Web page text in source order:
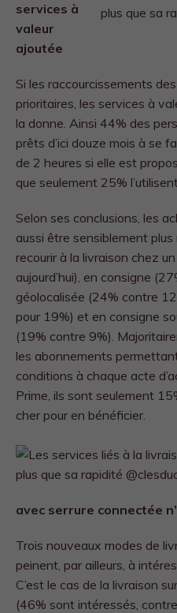
services à
valeur
ajoutée
Si les raccourcissements
prioritaires, les services à
la donne. Ainsi 44% des
prêts d’ici douze mois à se
de 2 heures si elle est
que seulement 25%
Selon ses conclusions, les
aussi être sensiblement plus
recourir à la livraison chez
aujourd’hui), en consigne
géolocalisée (24% contre
pour 19%) et en consigne
(19% contre 9%).
les abonnements
conditions à chaque acte
Prime, ils sont seulement
cher pour en bénéficier.
avec serrure connectée
Trois nouveaux modes de
peinent, par ailleurs, à
C’est le cas de la livraison
(46% sont intéressés,